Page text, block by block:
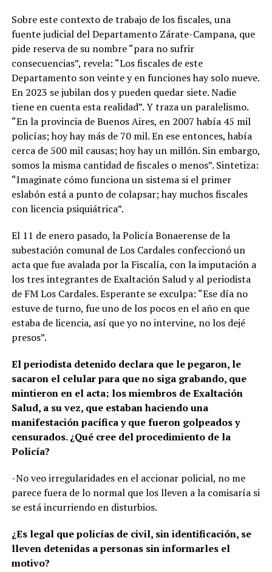
Sobre este contexto de trabajo de los fiscales, una
fuente judicial del Departamento Zárate-Campana, que
pide reserva de su nombre “para no sufrir
consecuencias”, revela: “Los fiscales de este
Departamento son veinte y en funciones hay solo nueve.
En 2023 se jubilan dos y pueden quedar siete. Nadie
tiene en cuenta esta realidad”. Y traza un paralelismo.
“En la provincia de Buenos Aires, en 2007 había 45 mil
policías; hoy hay más de 70 mil. En ese entonces, había
cerca de 500 mil causas; hoy hay un millón. Sin embargo,
somos la misma cantidad de fiscales o menos”. Sintetiza:
“Imaginate cómo funciona un sistema si el primer
eslabón está a punto de colapsar; hay muchos fiscales
con licencia psiquiátrica”.
El 11 de enero pasado, la Policía Bonaerense de la
subestación comunal de Los Cardales confeccionó un
acta que fue avalada por la Fiscalía, con la imputación a
los tres integrantes de Exaltación Salud y al periodista
de FM Los Cardales. Esperante se exculpa: “Ese día no
estuve de turno, fue uno de los pocos en el año en que
estaba de licencia, así que yo no intervine, no los dejé
presos”.
El periodista detenido declara que le pegaron, le
sacaron el celular para que no siga grabando, que
mintieron en el acta; los miembros de Exaltación
Salud, a su vez, que estaban haciendo una
manifestación pacífica y que fueron golpeados y
censurados. ¿Qué cree del procedimiento de la
Policía?
-No veo irregularidades en el accionar policial, no me
parece fuera de lo normal que los lleven a la comisaría si
se está incurriendo en disturbios.
¿Es legal que policías de civil, sin identificación, se
lleven detenidas a personas sin informarles el
motivo?